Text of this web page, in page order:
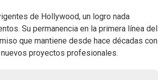
de Hollywood, un logro nada
Su permanencia en la primera línea del
que mantiene desde hace décadas con
proyectos profesionales.